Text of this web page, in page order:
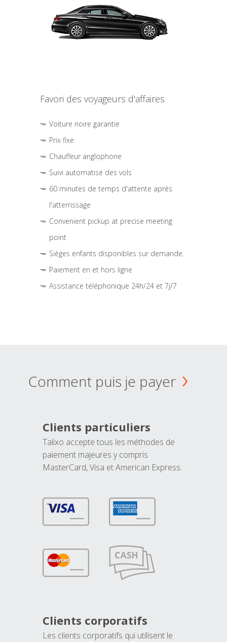
Favori des voyageurs d'affaires
Voiture noire garantie
Prix fixe
Chauffeur anglophone
Suivi automatisé des vols
60 minutes de temps d'attente après
l'atterrissage
Convenient pickup at precise meeting
point
Sièges enfants disponibles sur demande.
Paiement en et hors ligne
Assistance téléphonique 24h/24 et 7j/7
Comment puis je payer
Clients particuliers
Talixo accepte tous les méthodes de
paiement majeures y compris
MasterCard, Visa et American Express.
Clients corporatifs
Les clients corporatifs qui utilisent le